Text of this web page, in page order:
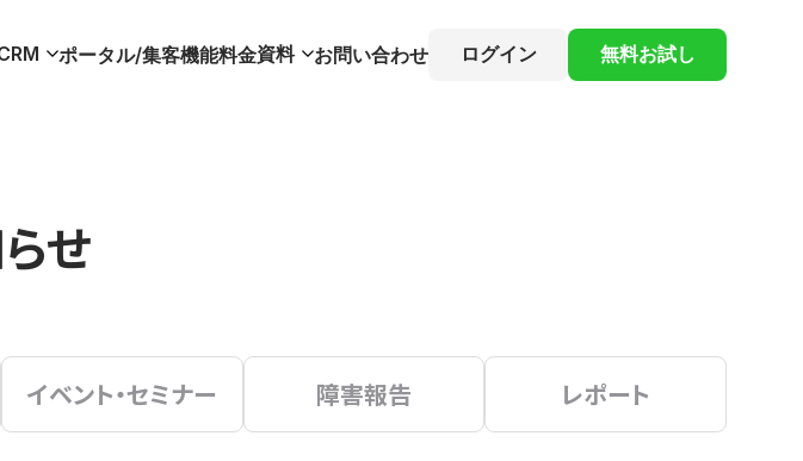
ポータル/集客機能料金資料 お問い合わせ ログイン 無料お試し
せ
イベント・セミナー 障害報告 レポート